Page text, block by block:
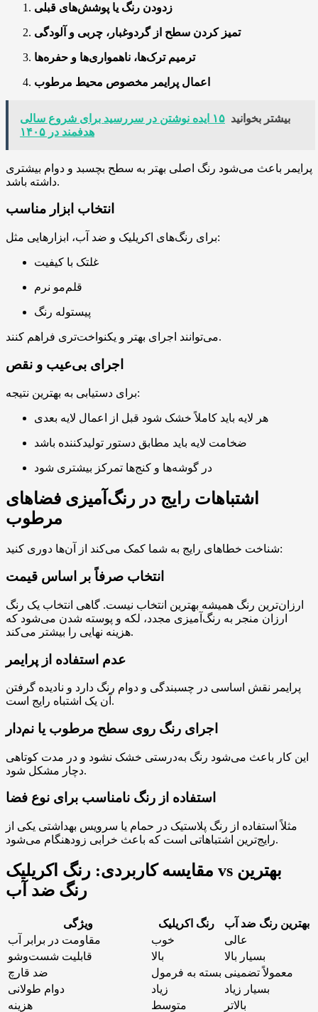
زدودن رنگ یا پوشش‌های قبلی
تمیز کردن سطح از گردوغبار، چربی و آلودگی
ترمیم ترک‌ها، ناهمواری‌ها و حفره‌ها
اعمال پرایمر مخصوص محیط مرطوب
بیشتر بخوانید
۱۵ ایده نوشتن در سررسید برای شروع سالی
هدفمند در ۱۴۰۵
پرایمر باعث می‌شود رنگ اصلی بهتر به سطح بچسبد و دوام بیشتری
داشته باشد.
انتخاب ابزار مناسب
برای رنگ‌های اکریلیک و ضد آب، ابزارهایی مثل:
غلتک با کیفیت
قلم‌مو نرم
پیستوله رنگ
می‌توانند اجرای بهتر و یکنواخت‌تری فراهم کنند.
اجرای بی‌عیب و نقص
برای دستیابی به بهترین نتیجه:
هر لایه باید کاملاً خشک شود قبل از اعمال لایه بعدی
ضخامت لایه باید مطابق دستور تولیدکننده باشد
در گوشه‌ها و کنج‌ها تمرکز بیشتری شود
اشتباهات رایج در رنگ‌آمیزی فضاهای
مرطوب
شناخت خطاهای رایج به شما کمک می‌کند از آن‌ها دوری کنید:
انتخاب صرفاً بر اساس قیمت
ارزان‌ترین رنگ همیشه بهترین انتخاب نیست. گاهی انتخاب یک رنگ
ارزان منجر به رنگ‌آمیزی مجدد، لکه و پوسته شدن می‌شود که
هزینه نهایی را بیشتر می‌کند.
عدم استفاده از پرایمر
پرایمر نقش اساسی در چسبندگی و دوام رنگ دارد و نادیده گرفتن
آن یک اشتباه رایج است.
اجرای رنگ روی سطح مرطوب یا نم‌دار
این کار باعث می‌شود رنگ به‌درستی خشک نشود و در مدت کوتاهی
دچار مشکل شود.
استفاده از رنگ نامناسب برای نوع فضا
مثلاً استفاده از رنگ پلاستیک در حمام یا سرویس بهداشتی یکی از
رایج‌ترین اشتباهاتی است که باعث خرابی زودهنگام می‌شود.
مقایسه کاربردی: رنگ اکریلیک vs بهترین
رنگ ضد آب
ویژگی رنگ اکریلیک
بهترین رنگ ضد آب
مقاومت در برابر آب
خوب
عالی
قابلیت شست‌وشو
بالا
بسیار بالا
ضد قارچ
بسته به فرمول معمولاً تضمینی
دوام طولانی
زیاد
بسیار زیاد
هزینه
متوسط
بالاتر